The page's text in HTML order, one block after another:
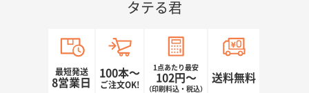
タテる君
最短発送
8営業日
100本〜
ご注文OK!
1点あたり最安
102円〜
（印刷料込・税込）
送料無料